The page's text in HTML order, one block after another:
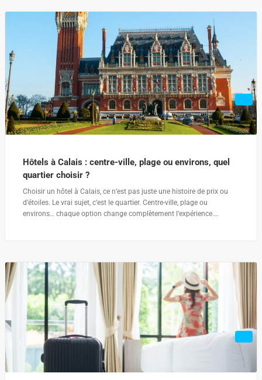
Hôtels à Calais : centre-ville, plage ou environs, quel
quartier choisir ?
Choisir un hôtel à Calais, ce n’est pas juste une histoire de prix ou
d’étoiles. Le vrai sujet, c’est le quartier. Centre-ville, plage ou
environs… chaque option change complètement l’expérience.…